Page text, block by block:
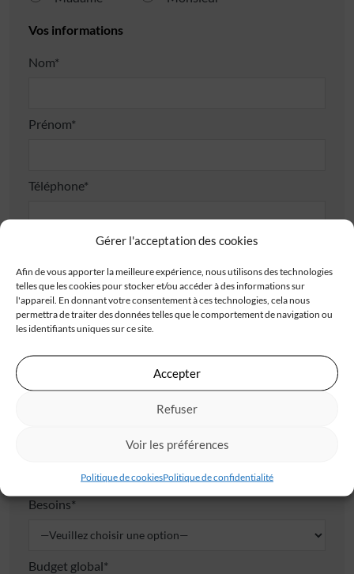
Gérer l'acceptation des cookies
Afin de vous apporter la meilleure expérience, nous utilisons des technologies
telles que les cookies pour stocker et/ou accéder à des informations sur
l'appareil. En donnant votre consentement à ces technologies, cela nous
permettra de traiter des données telles que le comportement de navigation ou
les identifiants uniques sur ce site.
Accepter
Refuser
Voir les préférences
Politique de cookiesPolitique de confidentialité
Vos informations
Nom*
Prénom*
Téléphone*
Code postal*
Mon projet de construction
Vos envies
Besoins*
Budget global*